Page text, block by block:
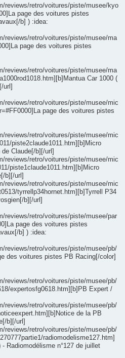
reviews/retro/voitures/piste/musee/kyo
page des voitures pistes
b] ) :idea:
reviews/retro/voitures/piste/musee/ma
page des voitures pistes
reviews/retro/voitures/piste/musee/ma
Car 1000 (
reviews/retro/voitures/piste/musee/mic
page des voitures pistes
reviews/retro/voitures/piste/musee/mic
piste2claude1011.htm][b]Micro
Claude[/b][/url]
reviews/retro/voitures/piste/musee/mic
piste1claude1011.htm][b]Micro
b][/url]
reviews/retro/voitures/piste/musee/mic
tyrrellp34hornet.htm][b]Tyrrell P34
b][/url]
reviews/retro/voitures/piste/musee/par
page des voitures pistes
b] ) :idea:
reviews/retro/voitures/piste/musee/pb/
des voitures pistes PB Racing[/color]
reviews/retro/voitures/piste/musee/pb/
expertosfg0618.htm][b]PB Expert /
reviews/retro/voitures/piste/musee/pb/
de la PB
b][/url]
reviews/retro/voitures/piste/musee/pb/
radiomodelisme127.htm]
Radiomodélisme n°127 de juillet